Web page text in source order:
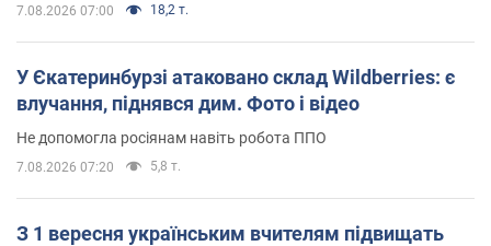
7.08.2026 07:00 18,2 т.
У Єкатеринбурзі атаковано склад Wildberries: є
влучання, піднявся дим. Фото і відео
Не допомогла росіянам навіть робота ППО
7.08.2026 07:20 5,8 т.
З 1 вересня українським вчителям підвищать